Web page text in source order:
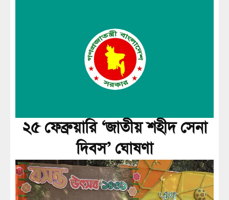
২৫ ফেব্রুয়ারি ‘জাতীয় শহীদ সেনা
দিবস’ ঘোষণা